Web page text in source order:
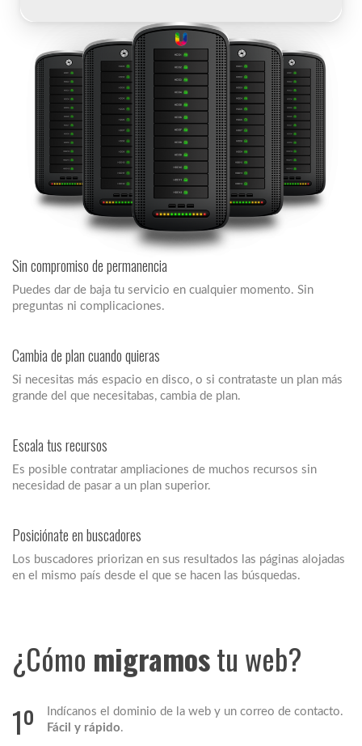
Sin compromiso de permanencia
Puedes dar de baja tu servicio en cualquier momento. Sin
preguntas ni complicaciones.
Cambia de plan cuando quieras
Si necesitas más espacio en disco, o si contrataste un plan más
grande del que necesitabas, cambia de plan.
Escala tus recursos
Es posible contratar ampliaciones de muchos recursos sin
necesidad de pasar a un plan superior.
Posiciónate en buscadores
Los buscadores priorizan en sus resultados las páginas alojadas
en el mismo país desde el que se hacen las búsquedas.
¿Cómo migramostu web?
1º
Indícanos el dominio de la web y un correo de contacto.
Fácil y rápido.